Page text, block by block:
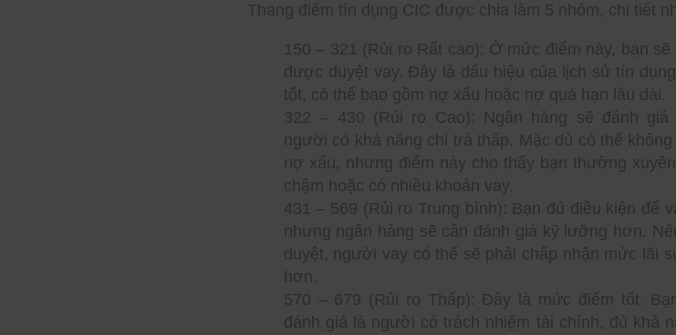
Thang điểm tín dụng CIC được chia làm 5 nhóm, chi tiết
150 – 321 (Rủi ro Rất cao): Ở mức điểm này, bạn sẽ
được duyệt vay. Đây là dấu hiệu của lịch sử tín
tốt, có thể bao gồm nợ xấu hoặc nợ quá hạn lâu dài.
322 – 430 (Rủi ro Cao): Ngân hàng sẽ đánh giá
người có khả năng chi trả thấp. Mặc dù có thể không
nợ xấu, nhưng điểm này cho thấy bạn thường
chậm hoặc có nhiều khoản vay.
431 – 569 (Rủi ro Trung bình): Bạn đủ điều kiện để
nhưng ngân hàng sẽ cần đánh giá kỹ lưỡng hơn.
duyệt, người vay có thể sẽ phải chấp nhận mức lãi
hơn.
570 – 679 (Rủi ro Thấp): Đây là mức điểm tốt.
đánh giá là người có trách nhiệm tài chính, đủ khả